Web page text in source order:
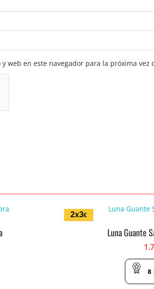
web en este navegador para la próxima vez
2x3€
Luna Guante
8